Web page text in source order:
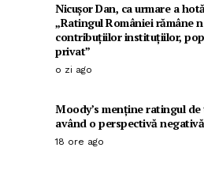
Nicușor Dan, ca urmare a
„Ratingul României rămâne
contribuțiilor instituțiilor,
privat”
o zi ago
Moody’s menține ratingul de
având o perspectivă negativă
18 ore ago